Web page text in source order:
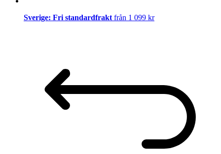
Sverige: Fri standardfrakt från 1 099 kr